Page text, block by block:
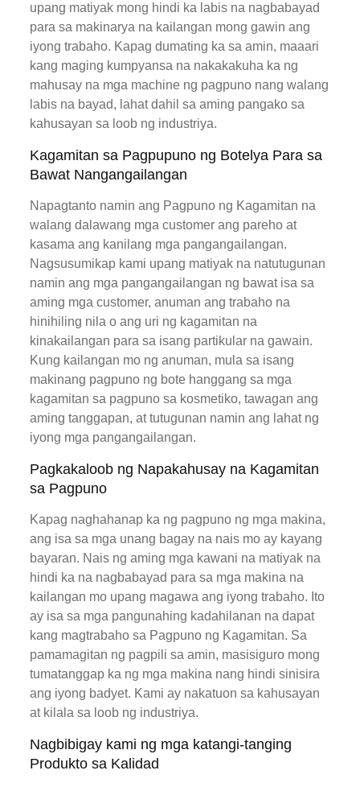
upang matiyak mong hindi ka labis na nagbabayad
para sa makinarya na kailangan mong gawin ang
iyong trabaho. Kapag dumating ka sa amin, maaari
kang maging kumpyansa na nakakakuha ka ng
mahusay na mga machine ng pagpuno nang walang
labis na bayad, lahat dahil sa aming pangako sa
kahusayan sa loob ng industriya.
Kagamitan sa Pagpupuno ng Botelya Para sa
Bawat Nangangailangan
Napagtanto namin ang Pagpuno ng Kagamitan na
walang dalawang mga customer ang pareho at
kasama ang kanilang mga pangangailangan.
Nagsusumikap kami upang matiyak na natutugunan
namin ang mga pangangailangan ng bawat isa sa
aming mga customer, anuman ang trabaho na
hinihiling nila o ang uri ng kagamitan na
kinakailangan para sa isang partikular na gawain.
Kung kailangan mo ng anuman, mula sa isang
makinang pagpuno ng bote hanggang sa mga
kagamitan sa pagpuno sa kosmetiko, tawagan ang
aming tanggapan, at tutugunan namin ang lahat ng
iyong mga pangangailangan.
Pagkakaloob ng Napakahusay na Kagamitan
sa Pagpuno
Kapag naghahanap ka ng pagpuno ng mga makina,
ang isa sa mga unang bagay na nais mo ay kayang
bayaran. Nais ng aming mga kawani na matiyak na
hindi ka na nagbabayad para sa mga makina na
kailangan mo upang magawa ang iyong trabaho. Ito
ay isa sa mga pangunahing kadahilanan na dapat
kang magtrabaho sa Pagpuno ng Kagamitan. Sa
pamamagitan ng pagpili sa amin, masisiguro mong
tumatanggap ka ng mga makina nang hindi sinisira
ang iyong badyet. Kami ay nakatuon sa kahusayan
at kilala sa loob ng industriya.
Nagbibigay kami ng mga katangi-tanging
Produkto sa Kalidad